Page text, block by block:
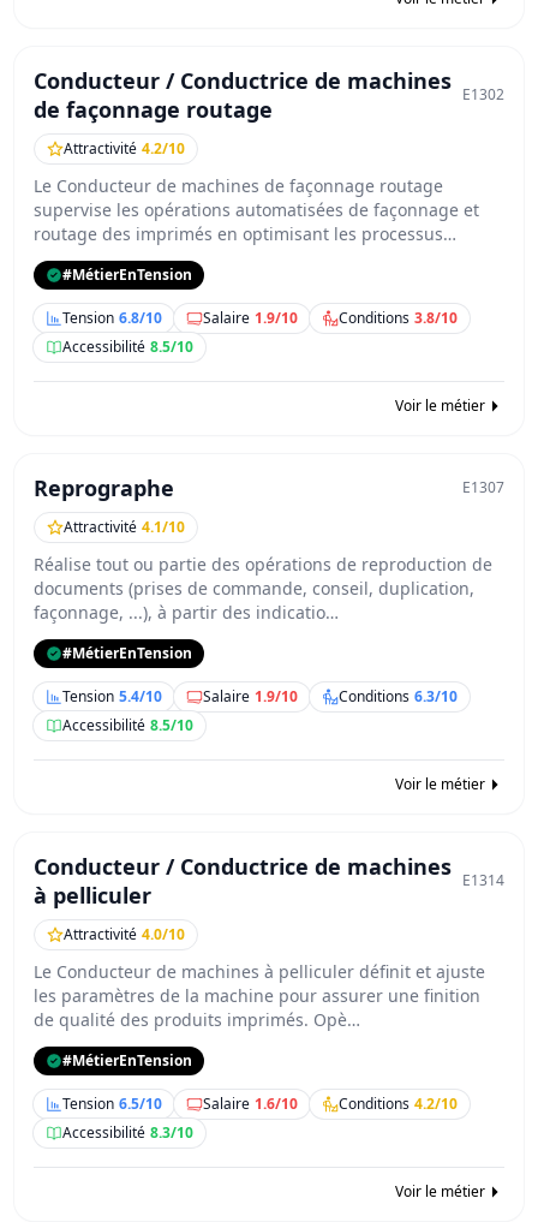
Conducteur / Conductrice de machines
de façonnage routage
E1302
Attractivité 4.2/10
Le Conducteur de machines de façonnage routage
supervise les opérations automatisées de façonnage et
routage des imprimés en optimisant les processus…
#MétierEnTension
Tension 6.8/10 Salaire 1.9/10 Conditions 3.8/10
Accessibilité 8.5/10
Voir le métier
Reprographe
E1307
Attractivité 4.1/10
Réalise tout ou partie des opérations de reproduction de
documents (prises de commande, conseil, duplication,
façonnage, ...), à partir des indicatio…
#MétierEnTension
Tension 5.4/10 Salaire 1.9/10 Conditions 6.3/10
Accessibilité 8.5/10
Voir le métier
Conducteur / Conductrice de machines
à pelliculer
E1314
Attractivité 4.0/10
Le Conducteur de machines à pelliculer définit et ajuste
les paramètres de la machine pour assurer une finition
de qualité des produits imprimés. Opè…
#MétierEnTension
Tension 6.5/10 Salaire 1.6/10 Conditions 4.2/10
Accessibilité 8.3/10
Voir le métier